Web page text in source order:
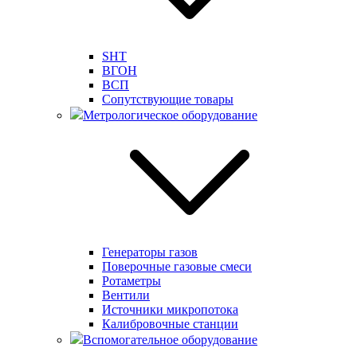
SHT
ВГОН
ВСП
Сопутствующие товары
Метрологическое оборудование
Генераторы газов
Поверочные газовые смеси
Ротаметры
Вентили
Источники микропотока
Калибровочные станции
Вспомогательное оборудование